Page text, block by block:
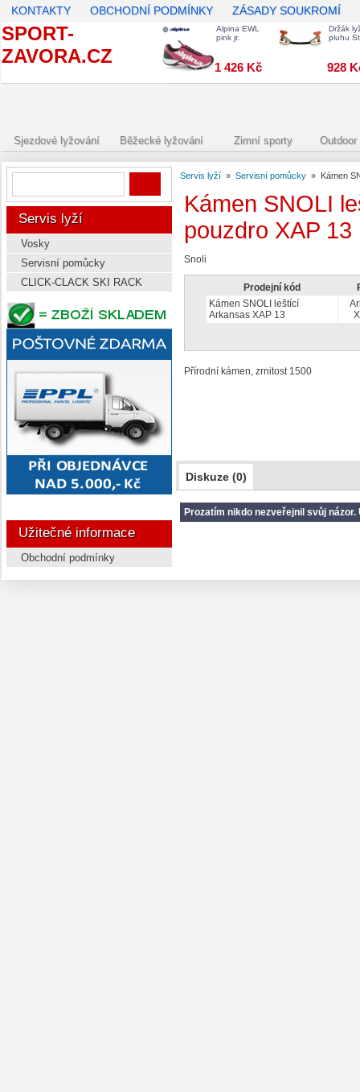
KONTAKTY OBCHODNÍ PODMÍNKY ZÁSADY SOUKROMÍ
SPORT-
ZAVORA.CZ
Alpina EWL
pink jr.
1 426 Kč
Držák
pluhu
928
Sjezdové lyžování Běžecké lyžování Zimní sporty
Servis lyží
Vosky
Servisní pomůcky
CLICK-CLACK SKI RACK
Užitečné informace
Obchodní podmínky
Servis lyží » Servisní pomůcky » Kámen
Kámen SNOLI
pouzdro XAP 13
Snoli
Prodejní kód
Kámen SNOLI leštící
Arkansas XAP 13
Přírodní kámen, zrnitost 1500
Diskuze (0)
Prozatím nikdo nezveřejnil svůj